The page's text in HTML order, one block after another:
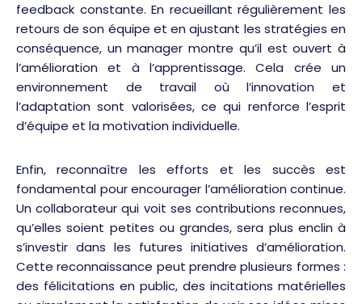
feedback constante. En recueillant régulièrement les
retours de son équipe et en ajustant les stratégies en
conséquence, un manager montre qu’il est ouvert à
l’amélioration et à l’apprentissage. Cela crée un
environnement de travail où l’innovation et
l’adaptation sont valorisées, ce qui renforce l’esprit
d’équipe et la motivation individuelle.
Enfin, reconnaître les efforts et les succès est
fondamental pour encourager l’amélioration continue.
Un collaborateur qui voit ses contributions reconnues,
qu’elles soient petites ou grandes, sera plus enclin à
s’investir dans les futures initiatives d’amélioration.
Cette reconnaissance peut prendre plusieurs formes :
des félicitations en public, des incitations matérielles